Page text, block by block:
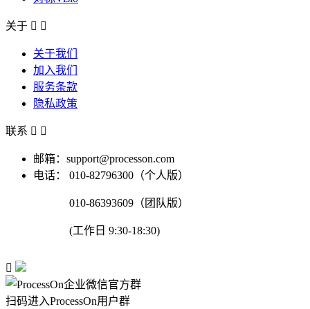
关于  
关于我们
加入我们
服务条款
隐私政策
联系  
邮箱：support@processon.com
电话：
010-82796300（个人版）
010-86393609（团队版）
(工作日 9:30-18:30)

扫码进入ProcessOn用户群